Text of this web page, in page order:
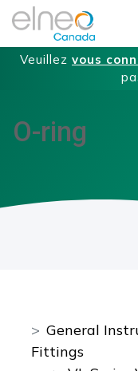
Veuillez vous
O-ring
General
Fittings